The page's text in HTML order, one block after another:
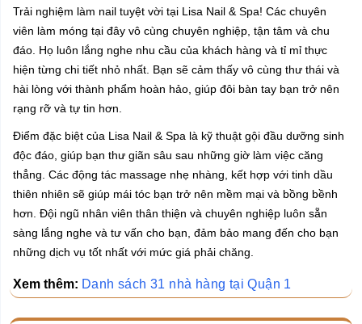
Trải nghiệm làm nail tuyệt vời tại Lisa Nail & Spa! Các chuyên
viên làm móng tại đây vô cùng chuyên nghiệp, tận tâm và chu
đáo. Họ luôn lắng nghe nhu cầu của khách hàng và tỉ mỉ thực
hiện từng chi tiết nhỏ nhất. Bạn sẽ cảm thấy vô cùng thư thái và
hài lòng với thành phẩm hoàn hảo, giúp đôi bàn tay bạn trở nên
rạng rỡ và tự tin hơn.
Điểm đặc biệt của Lisa Nail & Spa là kỹ thuật gội đầu dưỡng sinh
độc đáo, giúp bạn thư giãn sâu sau những giờ làm việc căng
thẳng. Các động tác massage nhẹ nhàng, kết hợp với tinh dầu
thiên nhiên sẽ giúp mái tóc bạn trở nên mềm mại và bồng bềnh
hơn. Đội ngũ nhân viên thân thiện và chuyên nghiệp luôn sẵn
sàng lắng nghe và tư vấn cho bạn, đảm bảo mang đến cho bạn
những dịch vụ tốt nhất với mức giá phải chăng.
Xem thêm: Danh sách 31 nhà hàng tại Quận 1